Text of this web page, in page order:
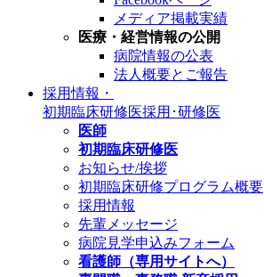
メディア掲載実績
医療・経営情報の公開
病院情報の公表
法人概要とご報告
採用情報・
初期臨床研修医採用･研修医
医師
初期臨床研修医
お知らせ/挨拶
初期臨床研修プログラム概要
採用情報
先輩メッセージ
病院見学申込みフォーム
看護師（専用サイトへ）